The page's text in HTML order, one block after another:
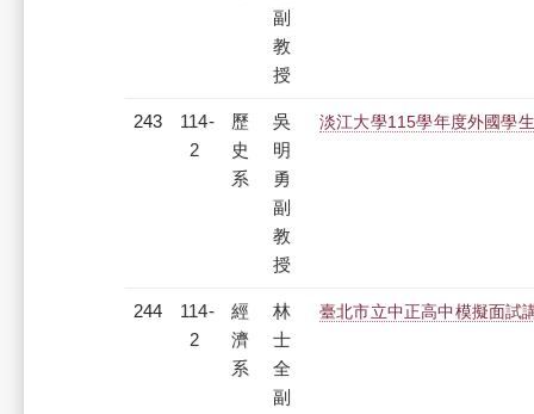
副
教
授
243
114-
2
歷
史
系
吳
明
勇
副
教
授
淡江大學115學年度外國學
244
114-
2
經
濟
系
林
士
全
副
臺北市立中正高中模擬面試